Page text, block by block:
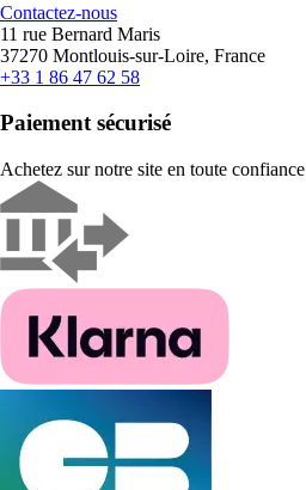
Contactez-nous
11 rue Bernard Maris
37270 Montlouis-sur-Loire, France
+33 1 86 47 62 58
Paiement sécurisé
Achetez sur notre site en toute confiance